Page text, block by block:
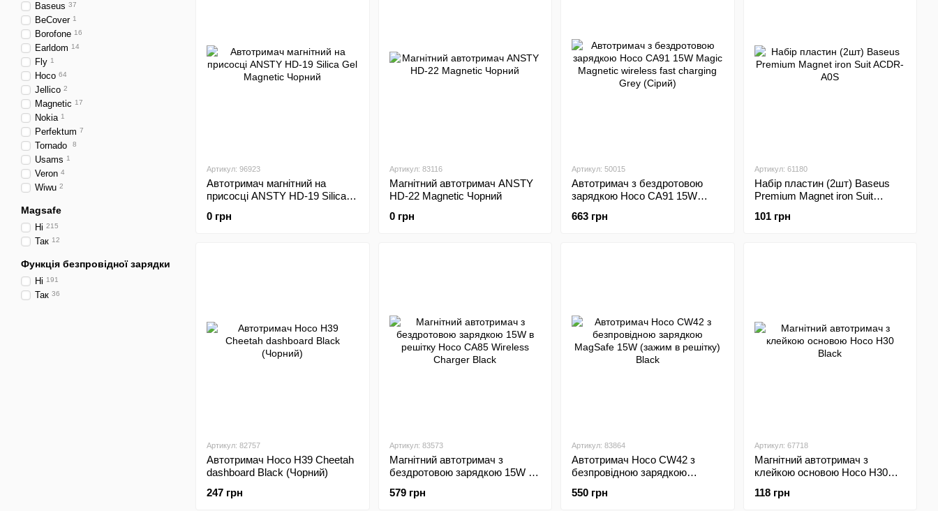
Артикул: 96923
Автотримач магнітний на
присосці ANSTY HD-19 Silica
0 грн
Артикул: 83116
Магнітний автотримач ANSTY
HD-22 Magnetic Чорний
0 грн
Артикул: 50015
Автотримач з бездротовою
зарядкою Hoco CA91 15W
charging Grey (Сірий)
663 грн
Артикул: 61180
Набір пластин (2шт) Baseus
Premium Magnet iron Suit
101 грн
Артикул: 82757
Автотримач Hoco H39 Cheetah
dashboard Black (Чорний)
247 грн
Артикул: 83573
Магнітний автотримач з
бездротовою зарядкою 15W в
Charger Black
579 грн
Артикул: 83864
Автотримач Hoco CW42 з
безпровідною зарядкою
решітку) Black
550 грн
Артикул: 67718
Магнітний автотримач з
клейкою основою Hoco H30
118 грн
Baseus 37
BeCover 1
Borofone 16
Earldom 14
Fly 1
Hoco 64
Jellico 2
Magnetic 17
Nokia 1
Perfektum 7
Tornado 8
Usams 1
Veron 4
Wiwu 2
Magsafe
Ні 215
Так 12
Функція безпровідної зарядки
Ні 191
Так 36